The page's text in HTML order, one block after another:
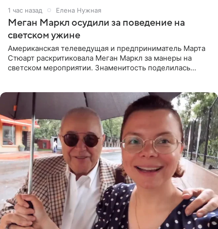
1 час назад Елена Нужная
Меган Маркл осудили за поведение на
светском ужине
Американская телеведущая и предприниматель Марта
Стюарт раскритиковала Меган Маркл за манеры на
светском мероприятии. Знаменитость поделилась